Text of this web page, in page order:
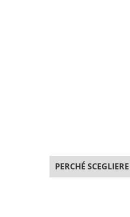
PERCHÉ SCEGLIERE